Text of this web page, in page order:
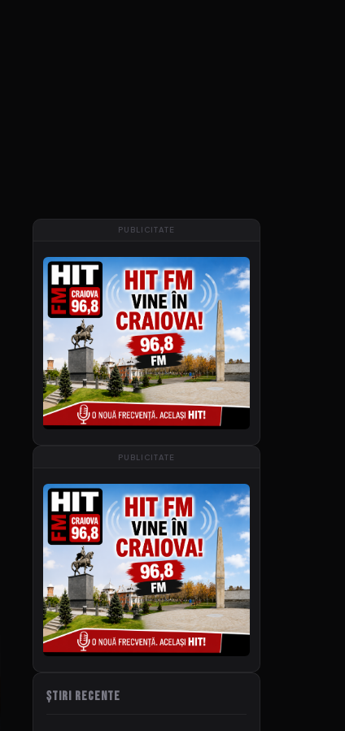
PUBLICITATE
PUBLICITATE
ȘTIRI RECENTE